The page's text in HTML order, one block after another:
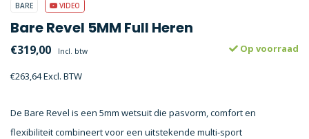
BARE VIDEO
Bare Revel 5MM Full Heren
€319,00 Incl. btw
€263,64 Excl. BTW
Op voorraad
De Bare Revel is een 5mm wetsuit die pasvorm, comfort en
flexibiliteit combineert voor een uitstekende multi-sport